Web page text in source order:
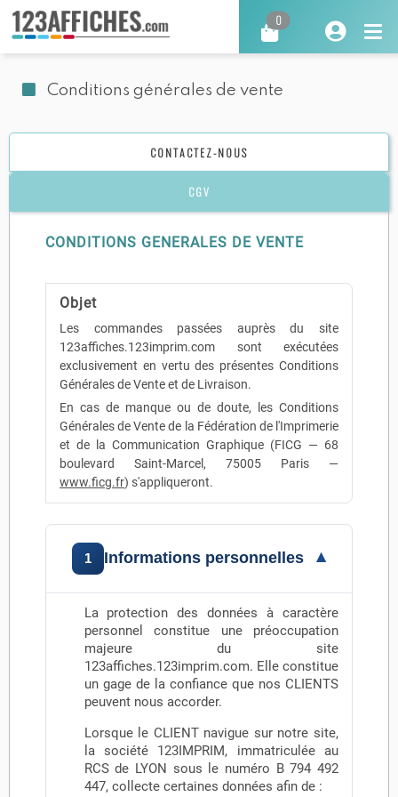
0
Conditions générales de vente
CONTACTEZ-NOUS
CGV
CONDITIONS GENERALES DE VENTE
Objet
Les commandes passées auprès du site
123affiches.123imprim.com sont exécutées
exclusivement en vertu des présentes Conditions
Générales de Vente et de Livraison.
En cas de manque ou de doute, les Conditions
Générales de Vente de la Fédération de l'Imprimerie
et de la Communication Graphique (FICG — 68
boulevard Saint-Marcel, 75005 Paris —
www.ficg.fr) s'appliqueront.
1 Informations personnelles ▾
La protection des données à caractère
personnel constitue une préoccupation
majeure du site
123affiches.123imprim.com. Elle constitue
un gage de la confiance que nos CLIENTS
peuvent nous accorder.
Lorsque le CLIENT navigue sur notre site,
la société 123IMPRIM, immatriculée au
RCS de LYON sous le numéro B 794 492
447, collecte certaines données afin de :